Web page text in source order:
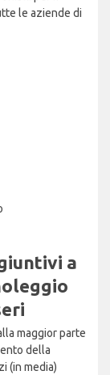
le aziende di
a
maggior parte
della
(in media)